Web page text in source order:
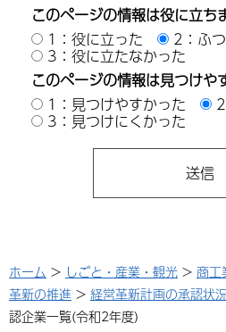
このページの情報は役に立ち
1：役に立った
2：ふ
3：役に立たなかった
このページの情報は見つけや
1：見つけやすかった
3：見つけにくかった
ホーム > しごと・産業・観光 > 商工
革新の推進 > 経営革新計画の承認状
認企業一覧(令和2年度)